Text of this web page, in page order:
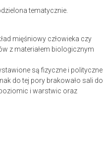
tematycznie.
mięśniowy człowieka czy
z materiałem biologicznym
są fizyczne i polityczne
do tej pory brakowało sali do
i warstwic oraz